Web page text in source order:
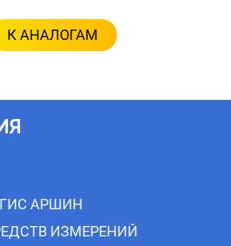
К АНАЛОГАМ
АРШИН
ИЗМЕРЕНИЙ